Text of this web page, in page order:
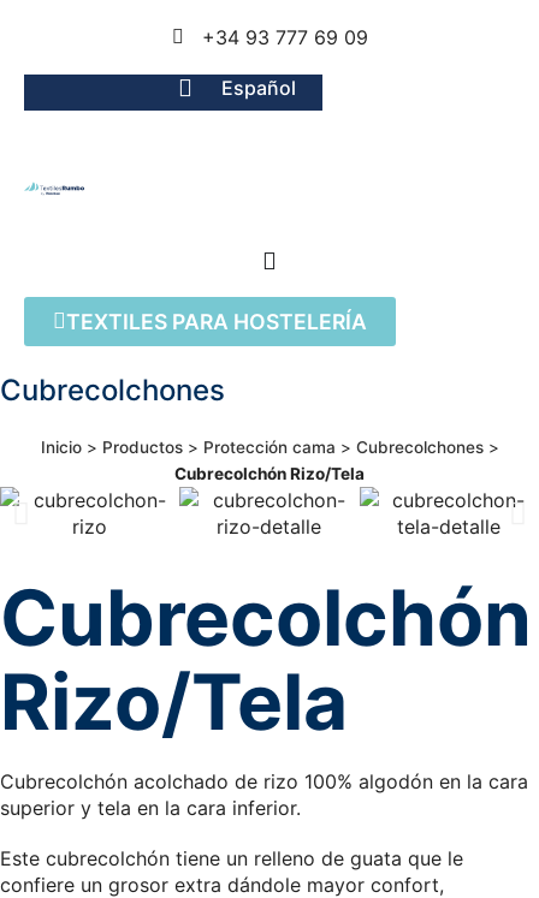
+34 93 777 69 09
Español
TEXTILES PARA HOSTELERÍA
Cubrecolchones
Inicio> Productos> Protección cama > Cubrecolchones>
Cubrecolchón Rizo/Tela
Cubrecolchón
Rizo/Tela
Cubrecolchón acolchado de rizo 100% algodón en la cara
superior y tela en la cara inferior.
Este cubrecolchón tiene un relleno de guata que le
confiere un grosor extra dándole mayor confort,